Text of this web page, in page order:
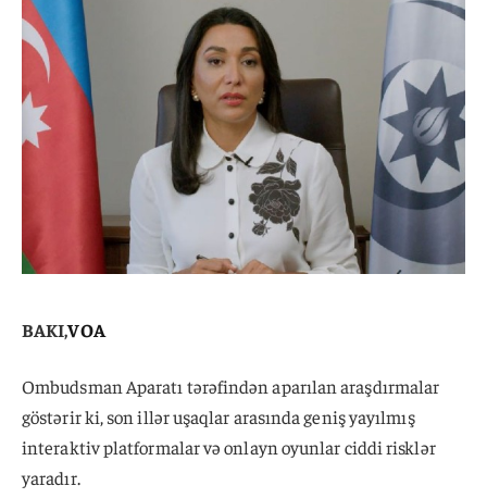
BAKI,VOA
Ombudsman Aparatı tərəfindən aparılan araşdırmalar
göstərir ki, son illər uşaqlar arasında geniş yayılmış
interaktiv platformalar və onlayn oyunlar ciddi risklər
yaradır.